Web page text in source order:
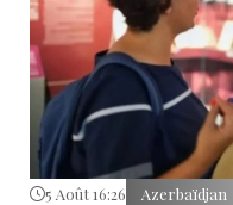
5 Août 16:26 Azerbaïdjan